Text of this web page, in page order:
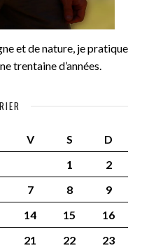
et de nature, je pratique
trentaine d’années.
V S
D
1
2
7 8
9
14 15
16
21 22
23